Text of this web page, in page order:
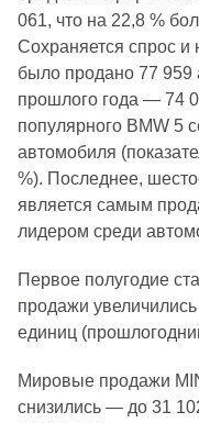
061, что на 22,8 %
Сохраняется спрос
было продано 77 959
прошлого года — 74
популярного BMW 5
автомобиля
%). Последнее,
является самым
лидером среди
Первое полугодие
продажи
единиц
Мировые продажи
снизились — до 31